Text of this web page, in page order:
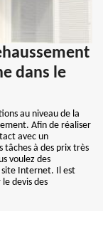
dans le
au niveau de la
Afin de réaliser
avec un
tâches à des prix très
voulez des
site Internet. Il est
devis des